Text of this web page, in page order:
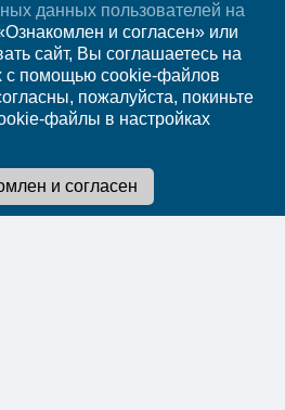
Ярославль
Записаться на
прием
данных пользователей на
и согласен» или
сайт, Вы соглашаетесь на
с помощью cookie-файлов
пожалуйста, покиньте
файлы в настройках